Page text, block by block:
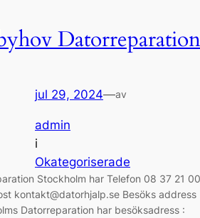
Datorreparation
jul 29, 2024—av
admin
i
Okategoriserade
Stockholm har Telefon 08 37 21 00
kontakt@datorhjalp.se Besöks address
Datorreparation har besöksadress :